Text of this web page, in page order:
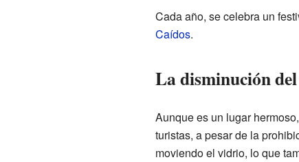
Cada año, se celebra un
Caídos.
La disminución
Aunque es un lugar
turistas, a pesar de la
moviendo el vidrio, lo que